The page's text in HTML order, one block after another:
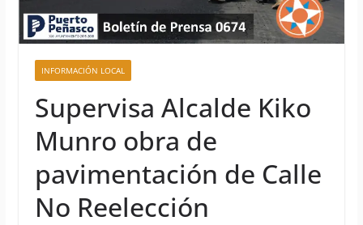
INFORMACIÓN LOCAL
Supervisa Alcalde Kiko
Munro obra de
pavimentación de Calle
No Reelección